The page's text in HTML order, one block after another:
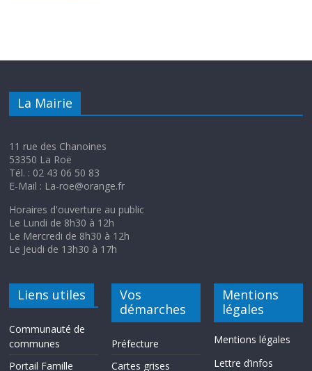
La Mairie
11 rue des Chanoines
53350 La Roë
Tél. : 02 43 06 50 83
E-Mail : La-roe@orange.fr
Horaires d'ouverture au public
Le Lundi de 8h30 à 12h
Le Mercredi de 8h30 à 12h
Le Jeudi de 13h30 à 17h
Liens utiles
Communauté de
communes
Portail Famille
Vos
démarches
Préfecture
Cartes grises
Mentions
légales
Mentions légales
Lettre d’infos